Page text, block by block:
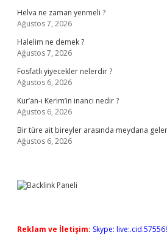
Helva ne zaman yenmeli ?
Ağustos 7, 2026
Halelim ne demek ?
Ağustos 7, 2026
Fosfatlı yiyecekler nelerdir ?
Ağustos 6, 2026
Kur’an-ı Kerim’in inancı nedir ?
Ağustos 6, 2026
Bir türe ait bireyler arasında meydana
Ağustos 6, 2026
Reklam ve İletişim: Skype: